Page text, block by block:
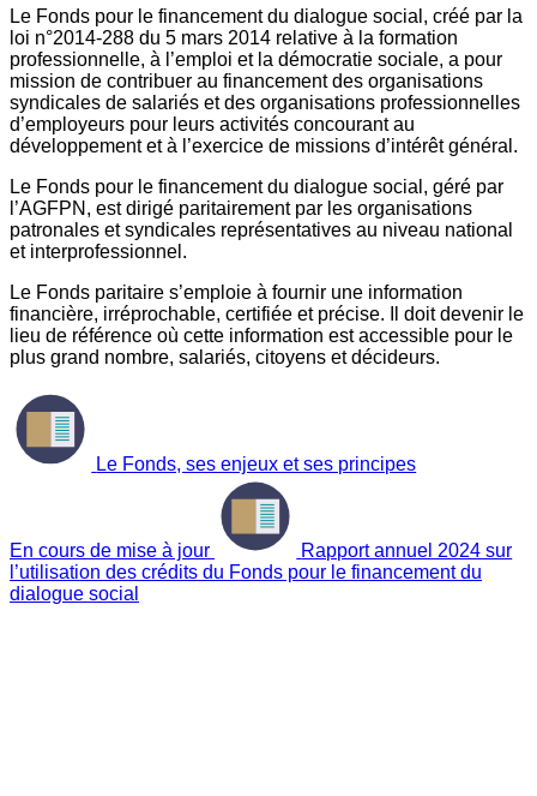
Le Fonds pour le financement du dialogue social, créé par la
loi n°2014-288 du 5 mars 2014 relative à la formation
professionnelle, à l’emploi et la démocratie sociale, a pour
mission de contribuer au financement des organisations
syndicales de salariés et des organisations professionnelles
d’employeurs pour leurs activités concourant au
développement et à l’exercice de missions d’intérêt général.
Le Fonds pour le financement du dialogue social, géré par
l’AGFPN, est dirigé paritairement par les organisations
patronales et syndicales représentatives au niveau national
et interprofessionnel.
Le Fonds paritaire s’emploie à fournir une information
financière, irréprochable, certifiée et précise. Il doit devenir le
lieu de référence où cette information est accessible pour le
plus grand nombre, salariés, citoyens et décideurs.
Le Fonds, ses enjeux et ses principes
En cours de mise à jour
Rapport annuel 2024 sur
l’utilisation des crédits du Fonds pour le financement du
dialogue social